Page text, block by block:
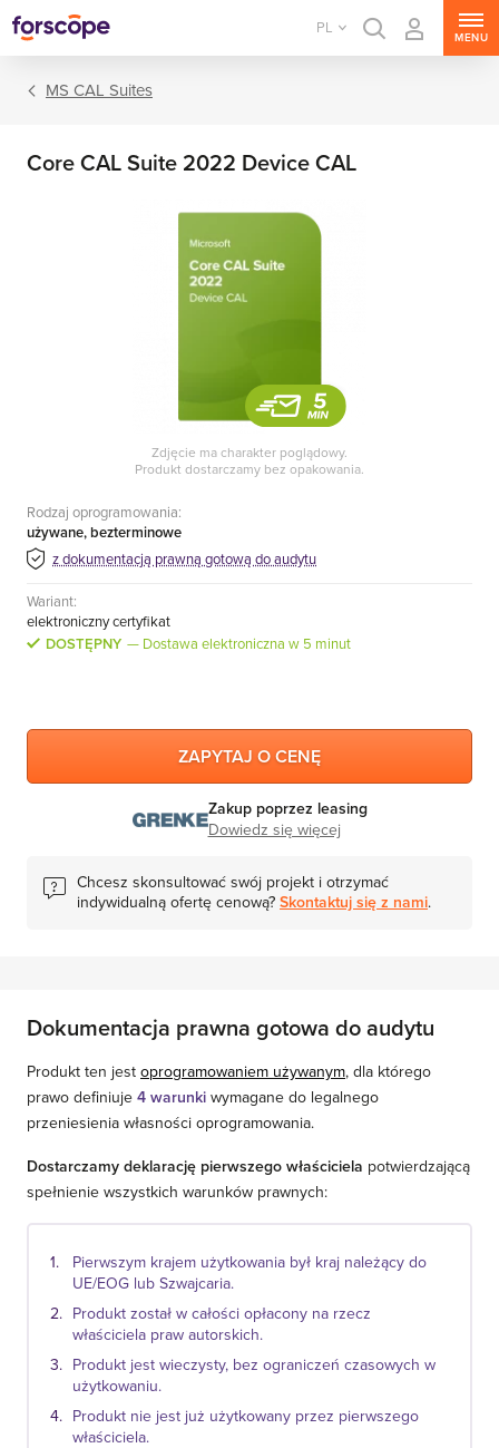
PL
MENU
MS Exchange Server
MS SharePoint Server
MS Skype for Business Server
MS System Center
MS CAL Suites
Core CAL Suite 2022 Device CAL
Zdjęcie ma charakter poglądowy.
Produkt dostarczamy bez opakowania.
Rodzaj oprogramowania:
używane, bezterminowe
z dokumentacją prawną gotową do audytu
Wariant:
elektroniczny certyfikat
DOSTĘPNY
Dostawa elektroniczna w 5 minut
ZAPYTAJ O CENĘ
Zakup poprzez leasing
Dowiedz się więcej
Chcesz skonsultować swój projekt i otrzymać
indywidualną ofertę cenową? Skontaktuj się z nami.
Dokumentacja prawna gotowa do audytu
Produkt ten jest oprogramowaniem używanym, dla którego
prawo definiuje 4 warunki wymagane do legalnego
przeniesienia własności oprogramowania.
Dostarczamy deklarację pierwszego właściciela potwierdzającą
spełnienie wszystkich warunków prawnych:
Pierwszym krajem użytkowania był kraj należący do
UE/EOG lub Szwajcaria.
Produkt został w całości opłacony na rzecz
właściciela praw autorskich.
Produkt jest wieczysty, bez ograniczeń czasowych w
użytkowaniu.
Produkt nie jest już użytkowany przez pierwszego
właściciela.